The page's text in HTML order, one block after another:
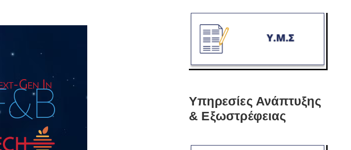
Υπηρεσίες Ανάπτυξης
& Εξωστρέφειας